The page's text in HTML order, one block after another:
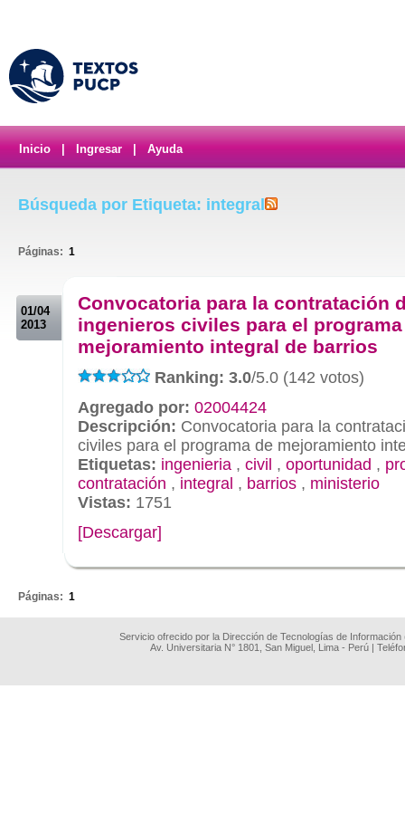
Inicio Ingresar Ayuda
Búsqueda por Etiqueta: integral
Páginas: 1
01/04
2013
Convocatoria para la contratación
ingenieros civiles para el
mejoramiento integral de barrios
Ranking: 3.0/5.0 (142 votos)
Agregado por: 02004424
Descripción: Convocatoria para la
civiles para el programa de mejoramiento
Etiquetas: ingenieria , civil , oportunidad ,
contratación , integral , barrios , ministerio
Vistas: 1751
[Descargar]
Páginas: 1
Servicio ofrecido por la Dirección de Tecnologías de
Av. Universitaria N° 1801, San Miguel, Lima - Perú |